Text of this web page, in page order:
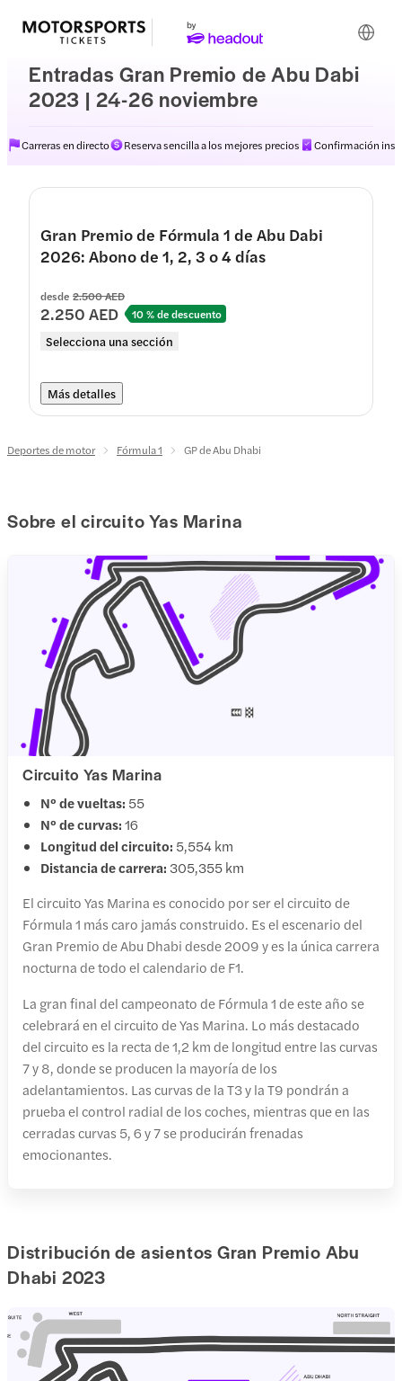
Entradas Gran Premio de Abu Dabi
2023 | 24-26 noviembre
Carreras en directo Reserva sencilla a los mejores precios Confirmación
Gran Premio de Fórmula 1 de Abu Dabi
2026: Abono de 1, 2, 3 o 4 días
desde 2.500 AED
2.250 AED 10 % de descuento
Selecciona una sección
Más detalles
Deportes de motor Fórmula 1 GP de Abu Dhabi
Sobre el circuito Yas Marina
Circuito Yas Marina
Nº de vueltas: 55
Nº de curvas:16
Longitud del circuito: 5,554 km
Distancia de carrera: 305,355 km
El circuito Yas Marina es conocido por ser el circuito de
Fórmula 1 más caro jamás construido. Es el escenario del
Gran Premio de Abu Dhabi desde 2009 y es la única carrera
nocturna de todo el calendario de F1.
La gran final del campeonato de Fórmula 1 de este año se
celebrará en el circuito de Yas Marina. Lo más destacado
del circuito es la recta de 1,2 km de longitud entre las curvas
7 y 8, donde se producen la mayoría de los
adelantamientos. Las curvas de la T3 y la T9 pondrán a
prueba el control radial de los coches, mientras que en las
cerradas curvas 5, 6 y 7 se producirán frenadas
emocionantes.
Distribución de asientos Gran Premio Abu
Dhabi 2023